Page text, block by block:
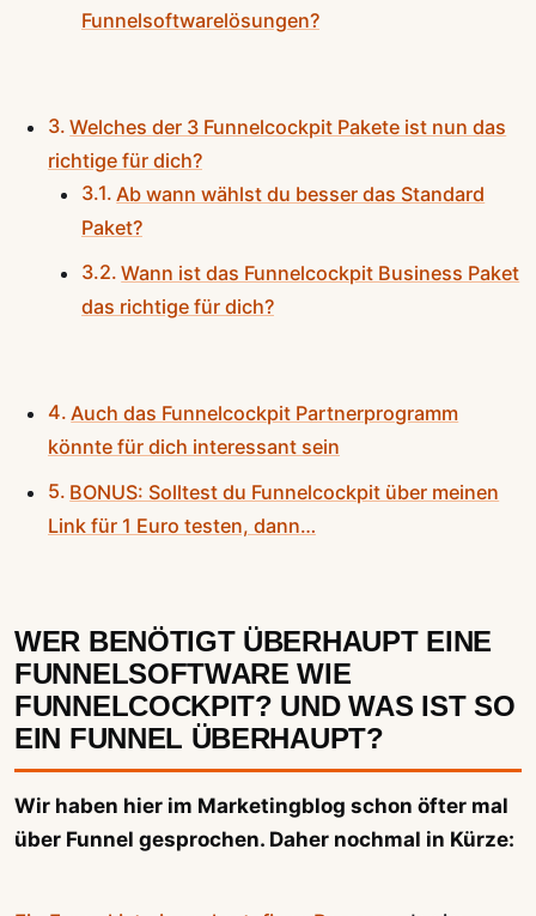
Funnelsoftwarelösungen?
Welches der 3 Funnelcockpit Pakete ist nun das
richtige für dich?
Ab wann wählst du besser das Standard
Paket?
Wann ist das Funnelcockpit Business Paket
das richtige für dich?
Auch das Funnelcockpit Partnerprogramm
könnte für dich interessant sein
BONUS: Solltest du Funnelcockpit über meinen
Link für 1 Euro testen, dann…
WER BENÖTIGT ÜBERHAUPT EINE
FUNNELSOFTWARE WIE
FUNNELCOCKPIT? UND WAS IST SO
EIN FUNNEL ÜBERHAUPT?
Wir haben hier im Marketingblog schon öfter mal
über Funnel gesprochen. Daher nochmal in Kürze: